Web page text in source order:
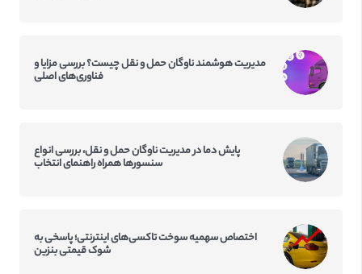
مدیریت هوشمند ناوگان حمل و نقل چیست؟ بررسی مزایا و
فناوری‌های اصلی
پایش دما در مدیریت ناوگان حمل و نقل، بررسی انواع
سنسورها همراه راهنمای انتخاب
اختصاص سهمیه سوخت تاکسی‌‌های اینترنتی؛ پاسخی به
شوک قیمتی بنزین